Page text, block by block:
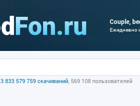
Couple,
Ежедневно
3 833 579 759 скачиваний, 569 108 пользователей